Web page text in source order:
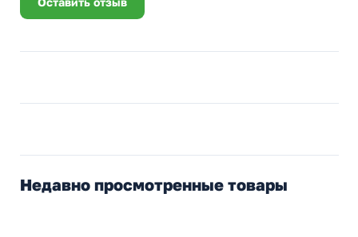
Недавно просмотренные товары